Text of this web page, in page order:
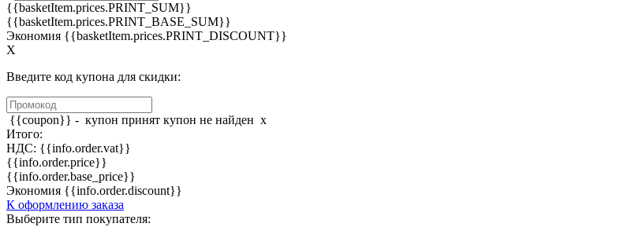
{{basketItem.prices.PRINT_SUM}}
{{basketItem.prices.PRINT_BASE_SUM}}
Экономия {{basketItem.prices.PRINT_DISCOUNT}}
X
Введите код купона для скидки:
{{coupon}} - купон принят купон не найден x
Итого:
НДС: {{info.order.vat}}
{{info.order.price}}
{{info.order.base_price}}
Экономия {{info.order.discount}}
К оформлению заказа
Выберите тип покупателя: